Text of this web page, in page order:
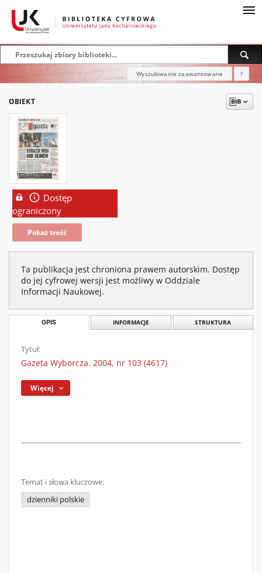
Wyszukiwanie zaawansowane ?
OBIEKT
Dostęp
ograniczony
Pokaż treść
Ta publikacja jest chroniona prawem autorskim. Dostęp
do jej cyfrowej wersji jest możliwy w Oddziale
Informacji Naukowej.
OPIS INFORMACJE STRUKTURA
Tytuł:
Gazeta Wyborcza. 2004, nr 103 (4617)
Więcej
Temat i słowa kluczowe:
dzienniki polskie